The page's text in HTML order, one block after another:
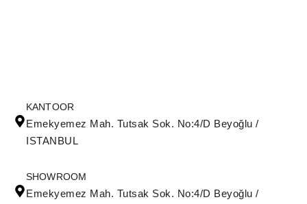
KANTOOR
Emekyemez Mah. Tutsak Sok. No:4/D Beyoğlu /
ISTANBUL
SHOWROOM
Emekyemez Mah. Tutsak Sok. No:4/D Beyoğlu /